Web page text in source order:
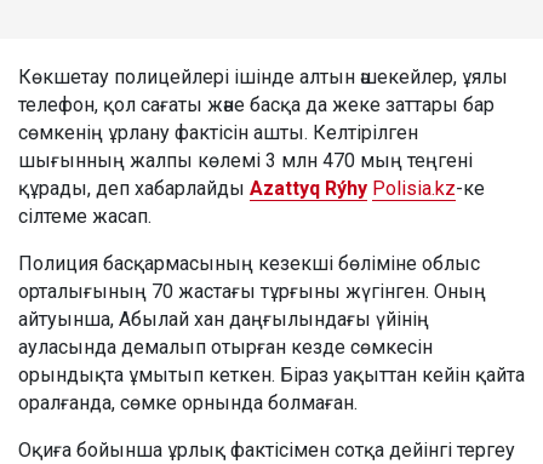
Көкшетау полицейлері ішінде алтын әшекейлер, ұялы
телефон, қол сағаты және басқа да жеке заттары бар
сөмкенің ұрлану фактісін ашты. Келтірілген
шығынның жалпы көлемі 3 млн 470 мың теңгені
құрады, деп хабарлайды Azattyq Rýhy Polisia.kz-ке
сілтеме жасап.
Полиция басқармасының кезекші бөліміне облыс
орталығының 70 жастағы тұрғыны жүгінген. Оның
айтуынша, Абылай хан даңғылындағы үйінің
ауласында демалып отырған кезде сөмкесін
орындықта ұмытып кеткен. Біраз уақыттан кейін қайта
оралғанда, сөмке орнында болмаған.
Оқиға бойынша ұрлық фактісімен сотқа дейінгі тергеу